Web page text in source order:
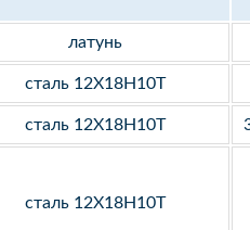
латунь
сталь 12Х18Н10Т
сталь 12Х18Н10Т
сталь 12Х18Н10Т